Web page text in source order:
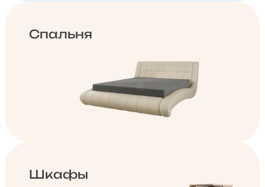
Спальня
Шкафы